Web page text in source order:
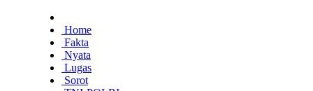
Home
Fakta
Nyata
Lugas
Sorot